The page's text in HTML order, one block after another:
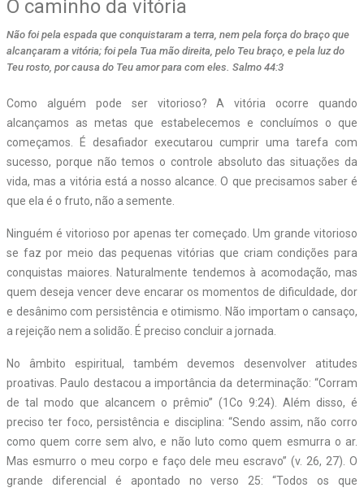
O caminho da vitória
Não foi pela espada que conquistaram a terra, nem pela força do braço que
alcançaram a vitória; foi pela Tua mão direita, pelo Teu braço, e pela luz do
Teu rosto, por causa do Teu amor para com eles. Salmo 44:3
Como alguém pode ser vitorioso? A vitória ocorre quando
alcançamos as metas que estabelecemos e concluímos o que
começamos. É desafiador executarou cumprir uma tarefa com
sucesso, porque não temos o controle absoluto das situações da
vida, mas a vitória está a nosso alcance. O que precisamos saber é
que ela é o fruto, não a semente.
Ninguém é vitorioso por apenas ter começado. Um grande vitorioso
se faz por meio das pequenas vitórias que criam condições para
conquistas maiores. Naturalmente tendemos à acomodação, mas
quem deseja vencer deve encarar os momentos de dificuldade, dor
e desânimo com persistência e otimismo. Não importam o cansaço,
a rejeição nem a solidão. É preciso concluir a jornada.
No âmbito espiritual, também devemos desenvolver atitudes
proativas. Paulo destacou a importância da determinação: “Corram
de tal modo que alcancem o prêmio” (1Co 9:24). Além disso, é
preciso ter foco, persistência e disciplina: “Sendo assim, não corro
como quem corre sem alvo, e não luto como quem esmurra o ar.
Mas esmurro o meu corpo e faço dele meu escravo” (v. 26, 27). O
grande diferencial é apontado no verso 25: “Todos os que